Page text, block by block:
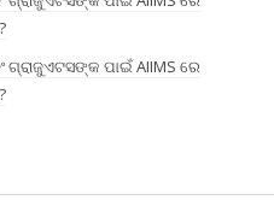
ଗ୍ରାଜୁଏଟସଙ୍କ ପାଇଁ AIIMS ରେ